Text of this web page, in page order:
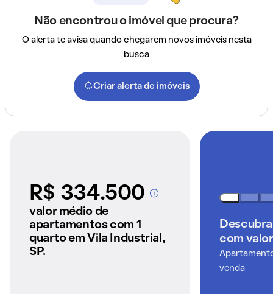
Não encontrou o imóvel que procura?
O alerta te avisa quando chegarem novos imóveis nesta
busca
Criar alerta de imóveis
R$ 334.500A partir dos imóveis
valor médio de
apartamentos com 1
quarto em Vila Industrial,
SP.
com
venda